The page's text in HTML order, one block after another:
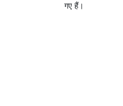
गए हैं।